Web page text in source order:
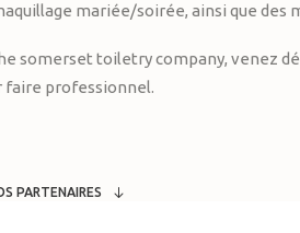
mariée/soirée, ainsi que des
somerset toiletry company, venez
faire professionnel.
PARTENAIRES